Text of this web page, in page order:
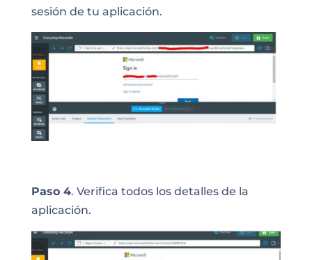
sesión de tu aplicación.
Paso 4. Verifica todos los detalles de la
aplicación.